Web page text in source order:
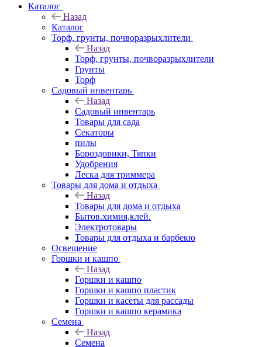
Каталог
Назад
Каталог
Торф, грунты, почворазрыхлители
Назад
Торф, грунты, почворазрыхлители
Грунты
Торф
Садовый инвентарь
Назад
Садовый инвентарь
Товары для сада
Секаторы
пилы
Бороздовики, Тяпки
Удобрения
Леска для триммера
Товары для дома и отдыха
Назад
Товары для дома и отдыха
Бытов.химия,клей.
Электротовары
Товары для отдыха и барбекю
Освещение
Горшки и кашпо
Назад
Горшки и кашпо
Горшки и кашпо пластик
Горшки и касеты для рассады
Горшки и кашпо керамика
Семена
Назад
Семена